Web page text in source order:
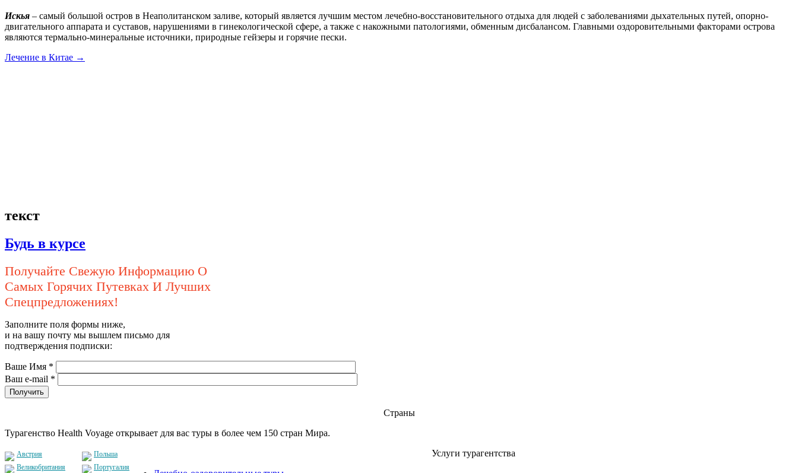
Искья – самый большой остров в Неаполитанском заливе, который является лучшим местом лечебно-восстановительного отдыха для людей с заболеваниями дыхательных путей, опорно-
двигательного аппарата и суставов, нарушениями в гинекологической сфере, а также с накожными патологиями, обменным дисбалансом. Главными оздоровительными факторами острова
являются термально-минеральные источники, природные гейзеры и горячие пески.
Лечение в Китае →
текст
Будь в курсе
Получайте Свежую Информацию О
Самых Горячих Путевках И Лучших
Спецпредложениях!
Заполните поля формы ниже,
и на вашу почту мы вышлем письмо для
подтверждения подписки:
Ваше Имя *
Ваш e-mail *
Страны
Турагенство Health Voyage открывает для вас туры в более чем 150 стран Мира.
Австрия
Великобритания
Польша
Португалия
Услуги турагентства